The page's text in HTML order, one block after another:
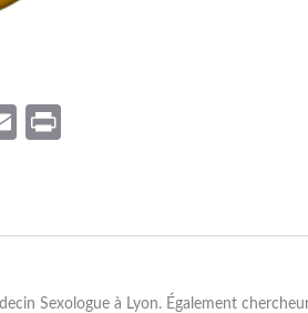
Email
Sexologue à Lyon. Également